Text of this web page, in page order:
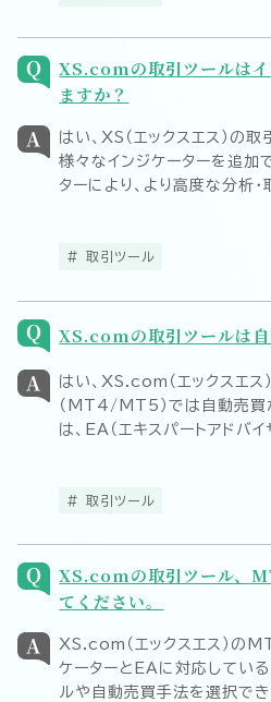
XS.comの取引ツールは
ますか？
はい、XS（エックスエス）の
様々なインジケーターを追加
ターにより、より高度な分析
し、MetaTrader 4（MT4
れたインジケーターをご利用
取引ツール
XS.comの取引ツールは自
はい、XS.com（エックスエス
（MT4/MT5）では自動売
は、EA（エキスパートアドバ
は有料のものから無料のも
ているため、様々な戦略をお
取引ツール
XS.comの取引ツール、
てください。
XS.com（エックスエス）の
ケーターとEAに対応してい
ルや自動売買手法を選択でき